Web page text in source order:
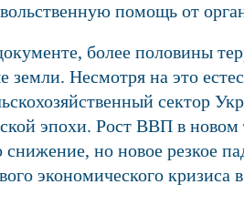
помощь от
более половины
земли. Несмотря на это
сектор
эпохи. Рост ВВП в
снижение, но новое резкое
экономического кризиса